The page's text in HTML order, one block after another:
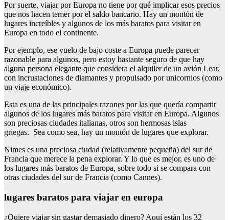
Por suerte, viajar por Europa no tiene por qué implicar esos precios
que nos hacen temer por el saldo bancario. Hay un montón de
lugares increíbles y algunos de los más baratos para visitar en
Europa en todo el continente.
Por ejemplo, ese vuelo de bajo coste a Europa puede parecer
razonable para algunos, pero estoy bastante seguro de que hay
alguna persona elegante que considera el alquiler de un avión Lear,
con incrustaciones de diamantes y propulsado por unicornios (como
un viaje económico).
Esta es una de las principales razones por las que quería compartir
algunos de los lugares más baratos para visitar en Europa. Algunos
son preciosas ciudades italianas, otros son hermosas islas
griegas. Sea como sea, hay un montón de lugares que explorar.
Nimes es una preciosa ciudad (relativamente pequeña) del sur de
Francia que merece la pena explorar. Y lo que es mejor, es uno de
los lugares más baratos de Europa, sobre todo si se compara con
otras ciudades del sur de Francia (como Cannes).
lugares baratos para viajar en europa
¿Quiere viajar sin gastar demasiado dinero? Aquí están los 32